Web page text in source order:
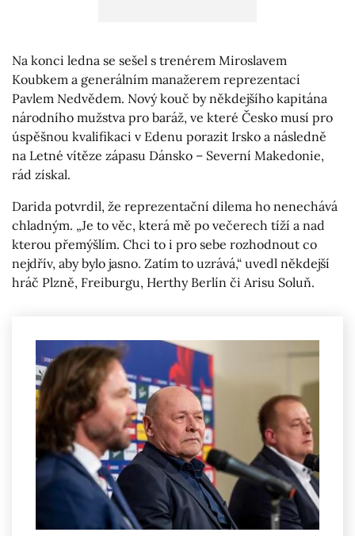
Na konci ledna se sešel s trenérem Miroslavem
Koubkem a generálním manažerem reprezentací
Pavlem Nedvědem. Nový kouč by někdejšího kapitána
národního mužstva pro baráž, ve které Česko musí pro
úspěšnou kvalifikaci v Edenu porazit Irsko a následně
na Letné vítěze zápasu Dánsko – Severní Makedonie,
rád získal.
Darida potvrdil, že reprezentační dilema ho nenechává
chladným. „Je to věc, která mě po večerech tíží a nad
kterou přemýšlím. Chci to i pro sebe rozhodnout co
nejdřív, aby bylo jasno. Zatím to uzrává,“ uvedl někdejší
hráč Plzně, Freiburgu, Herthy Berlín či Arisu Soluň.